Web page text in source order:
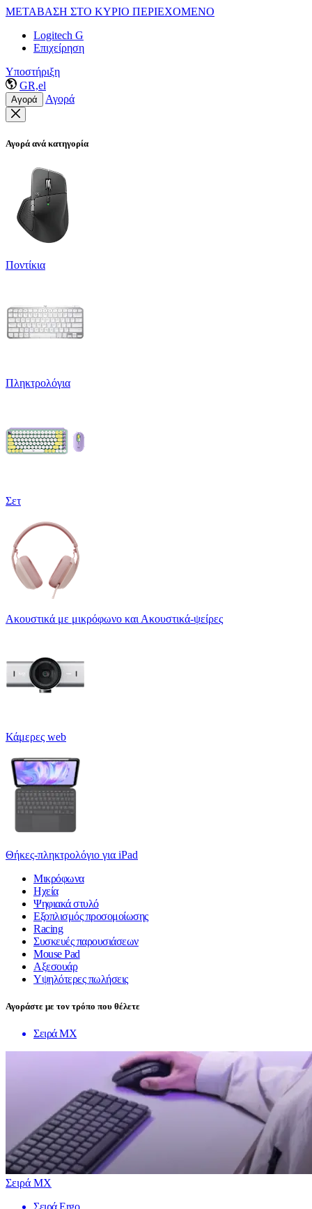
ΜΕΤΑΒΑΣΗ ΣΤΟ ΚΥΡΙΟ ΠΕΡΙΕΧΟΜΕΝΟ
Logitech G
Επιχείρηση
Υποστήριξη
GR,el
Αγορά Αγορά
Αγορά ανά κατηγορία
Ποντίκια
Πληκτρολόγια
Σετ
Ακουστικά με μικρόφωνο και Ακουστικά-ψείρες
Κάμερες web
Θήκες-πληκτρολόγιο για iPad
Μικρόφωνα
Ηχεία
Ψηφιακά στυλό
Εξοπλισμός προσομοίωσης
Racing
Συσκευές παρουσιάσεων
Mouse Pad
Αξεσουάρ
Υψηλότερες πωλήσεις
Αγοράστε με τον τρόπο που θέλετε
Σειρά MX
Σειρά MX
Σειρά Ergo